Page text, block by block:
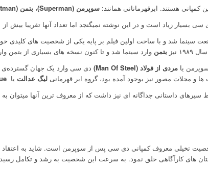
هستند. ابرقهرمانانی همانند: سوپرمن (Superman) ، بتمن (Batman)
است و در این نوشته نمیگنجد اما تعداد آنها تقریبا بیش از ۱۰۰ عدد هستند.
نیز
بتمن وارد سینما شد و تا کنون نسخه های بسیاری از بتمن
مردی از فولاد (Man Of Steel) دی سی وارد یک جهان گسترده‌ی
و مجلات مصور نیز بوجود آمده بود، گروه ابر قهرمانی لیگ عدالت یا
داستانی جداگانه ای نیز داشت که از معروف ترین آنها میتوان به
تخیلی معروف کمپانی دی سی پس از سوپرمن است. شاید به اعتقاد